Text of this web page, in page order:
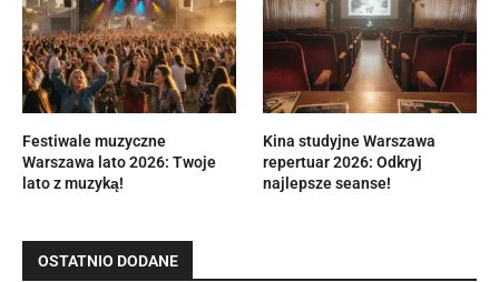
Festiwale muzyczne
Warszawa lato 2026: Twoje
lato z muzyką!
Kina studyjne Warszawa
repertuar 2026: Odkryj
najlepsze seanse!
OSTATNIO DODANE